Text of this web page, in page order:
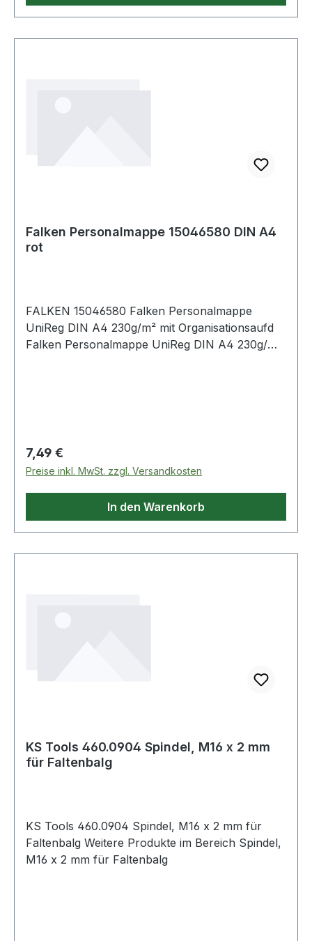
Falken Personalmappe 15046580 DIN A4
rot
FALKEN 15046580 Falken Personalmappe
UniReg DIN A4 230g/m² mit Organisationsaufd
Falken Personalmappe UniReg DIN A4 230g/m²
Regulärer Preis:
7,49 €
Preise inkl. MwSt. zzgl. Versandkosten
In den Warenkorb
KS Tools 460.0904 Spindel, M16 x 2 mm
für Faltenbalg
KS Tools 460.0904 Spindel, M16 x 2 mm für
Faltenbalg Weitere Produkte im Bereich Spindel,
M16 x 2 mm für Faltenbalg